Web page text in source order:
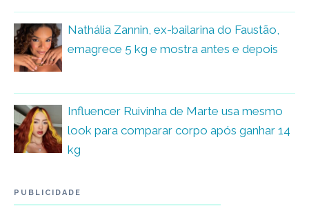
Nathália Zannin, ex-bailarina do Faustão,
emagrece 5 kg e mostra antes e depois
Influencer Ruivinha de Marte usa mesmo
look para comparar corpo após ganhar 14
kg
PUBLICIDADE